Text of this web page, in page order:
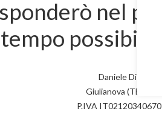
nel più
possibile.
Daniele Di Egidio
Giulianova (TE) Italy
P.IVA IT02120340670